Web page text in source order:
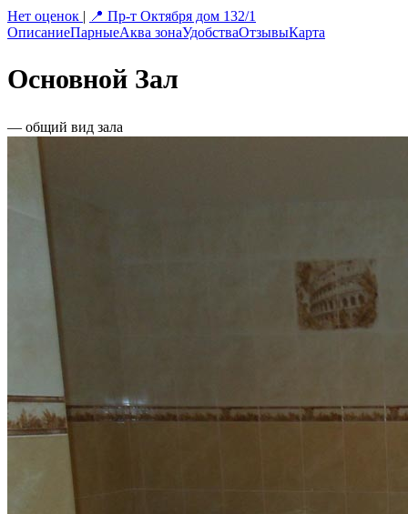
Нет оценок | 📍 Пр-т Октября дом 132/1
ОписаниеПарныеАква зонаУдобстваОтзывыКарта
Основной Зал
— общий вид зала